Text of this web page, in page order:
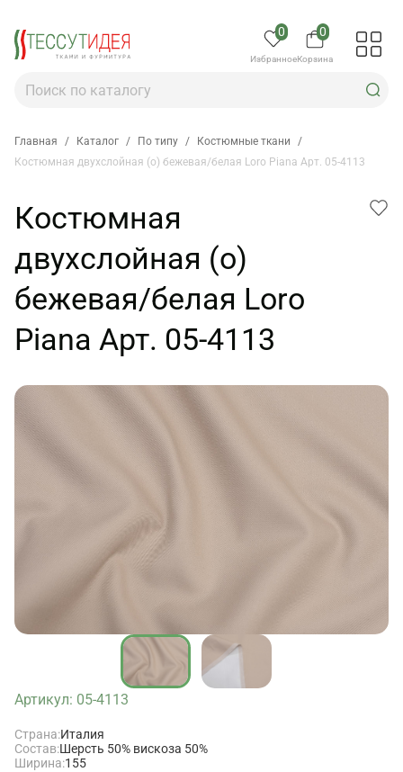
0
Избранное
0
Корзина
Главная / Каталог / По типу / Костюмные ткани
/
Костюмная двухслойная (о) бежевая/белая Loro Piana Арт. 05-4113
Костюмная
двухслойная (о)
бежевая/белая Loro
Piana Арт. 05-4113
Артикул: 05-4113
Страна:Италия
Состав:Шерсть 50% вискоза 50%
Ширина:155